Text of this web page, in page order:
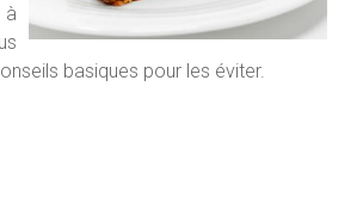
basiques pour les éviter.